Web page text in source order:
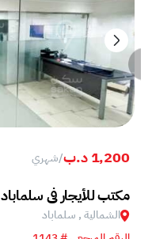
1,200 د.ب /شهري
مكتب للأيجار في سلماباد
الشمالية , سلماباد